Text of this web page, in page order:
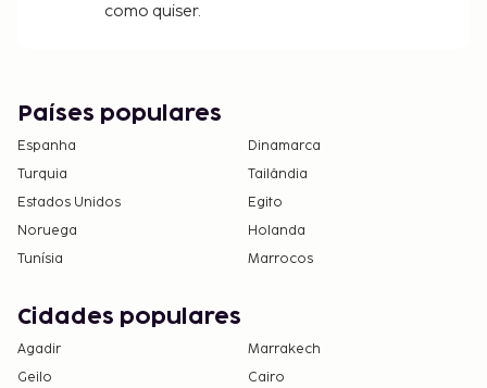
como quiser.
Países populares
Espanha
Dinamarca
Turquia
Tailândia
Estados Unidos
Egito
Noruega
Holanda
Tunísia
Marrocos
Cidades populares
Agadir
Marrakech
Geilo
Cairo